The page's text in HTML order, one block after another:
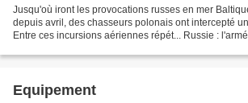
Jusqu'où iront les provocations russes en mer
depuis avril, des chasseurs polonais ont intercepté
Entre ces incursions aériennes répét... Russie :
Equipement